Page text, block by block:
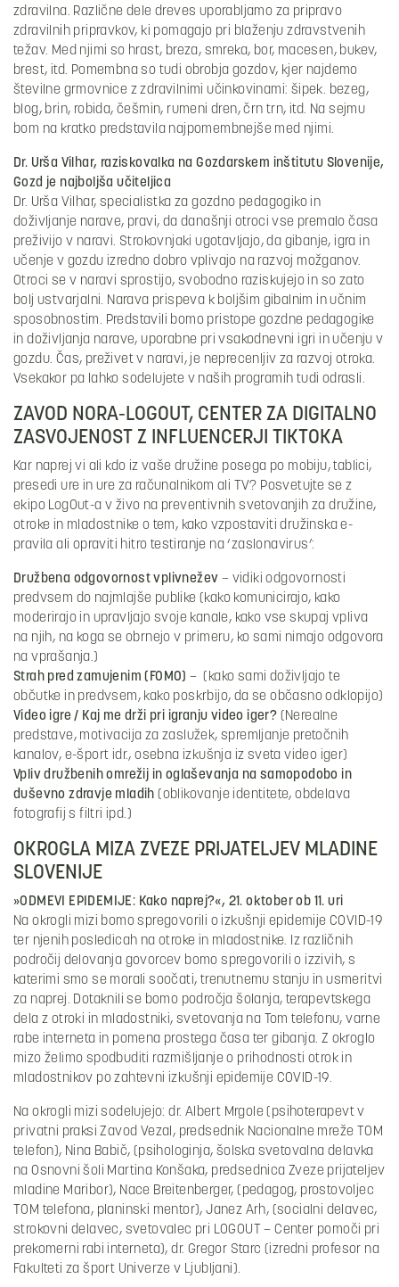
zdravilna. Različne dele dreves uporabljamo za pripravo
zdravilnih pripravkov, ki pomagajo pri blaženju zdravstvenih
težav. Med njimi so hrast, breza, smreka, bor, macesen, bukev,
brest, itd. Pomembna so tudi obrobja gozdov, kjer najdemo
številne grmovnice z zdravilnimi učinkovinami: šipek. bezeg,
blog, brin, robida, češmin, rumeni dren, črn trn, itd. Na sejmu
bom na kratko predstavila najpomembnejše med njimi.
Dr. Urša Vilhar, raziskovalka na Gozdarskem inštitutu Slovenije,
Gozd je najboljša učiteljica
Dr. Urša Vilhar, specialistka za gozdno pedagogiko in
doživljanje narave, pravi, da današnji otroci vse premalo časa
preživijo v naravi. Strokovnjaki ugotavljajo, da gibanje, igra in
učenje v gozdu izredno dobro vplivajo na razvoj možganov.
Otroci se v naravi sprostijo, svobodno raziskujejo in so zato
bolj ustvarjalni. Narava prispeva k boljšim gibalnim in učnim
sposobnostim. Predstavili bomo pristope gozdne pedagogike
in doživljanja narave, uporabne pri vsakodnevni igri in učenju v
gozdu. Čas, preživet v naravi, je neprecenljiv za razvoj otroka.
Vsekakor pa lahko sodelujete v naših programih tudi odrasli.
ZAVOD NORA-LOGOUT, CENTER ZA DIGITALNO
ZASVOJENOST Z INFLUENCERJI TIKTOKA
Kar naprej vi ali kdo iz vaše družine posega po mobiju, tablici,
presedi ure in ure za računalnikom ali TV? Posvetujte se z
ekipo LogOut-a v živo na preventivnih svetovanjih za družine,
otroke in mladostnike o tem, kako vzpostaviti družinska e-
pravila ali opraviti hitro testiranje na ‘zaslonavirus’:
Družbena odgovornost vplivnežev – vidiki odgovornosti
predvsem do najmlajše publike (kako komunicirajo, kako
moderirajo in upravljajo svoje kanale, kako vse skupaj vpliva
na njih, na koga se obrnejo v primeru, ko sami nimajo odgovora
na vprašanja.)
Strah pred zamujenim (FOMO) – (kako sami doživljajo te
občutke in predvsem, kako poskrbijo, da se občasno odklopijo)
Video igre / Kaj me drži pri igranju video iger? (Nerealne
predstave, motivacija za zaslužek, spremljanje pretočnih
kanalov, e-šport idr., osebna izkušnja iz sveta video iger)
Vpliv družbenih omrežij in oglaševanja na samopodobo in
duševno zdravje mladih (oblikovanje identitete, obdelava
fotografij s filtri ipd.)
OKROGLA MIZA ZVEZE PRIJATELJEV MLADINE
SLOVENIJE
»ODMEVI EPIDEMIJE: Kako naprej?«, 21. oktober ob 11. uri
Na okrogli mizi bomo spregovorili o izkušnji epidemije COVID-19
ter njenih posledicah na otroke in mladostnike. Iz različnih
področij delovanja govorcev bomo spregovorili o izzivih, s
katerimi smo se morali soočati, trenutnemu stanju in usmeritvi
za naprej. Dotaknili se bomo področja šolanja, terapevtskega
dela z otroki in mladostniki, svetovanja na Tom telefonu, varne
rabe interneta in pomena prostega časa ter gibanja. Z okroglo
mizo želimo spodbuditi razmišljanje o prihodnosti otrok in
mladostnikov po zahtevni izkušnji epidemije COVID-19.
Na okrogli mizi sodelujejo: dr. Albert Mrgole (psihoterapevt v
privatni praksi Zavod Vezal, predsednik Nacionalne mreže TOM
telefon), Nina Babič, (psihologinja, šolska svetovalna delavka
na Osnovni šoli Martina Konšaka, predsednica Zveze prijateljev
mladine Maribor), Nace Breitenberger, (pedagog, prostovoljec
TOM telefona, planinski mentor), Janez Arh, (socialni delavec,
strokovni delavec, svetovalec pri LOGOUT – Center pomoči pri
prekomerni rabi interneta), dr. Gregor Starc (izredni profesor na
Fakulteti za šport Univerze v Ljubljani).